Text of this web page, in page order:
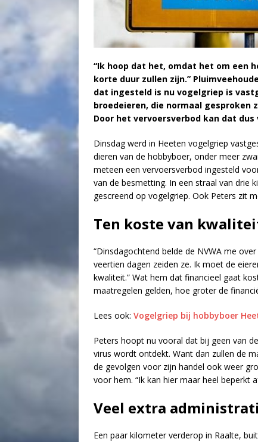
“Ik hoop dat het, omdat het om een
korte duur zullen zijn.”
dat ingesteld is nu vogelgriep is
broedeieren, die normaal gesproken
Door het vervoersverbod kan dat
Dinsdag werd in Heeten vogelgriep
dieren van de hobbyboer, onder meer
meteen een vervoersverbod ingesteld
van de besmetting. In een straal van drie
gescreend op vogelgriep. Ook Peters zit
Ten koste van
“Dinsdagochtend belde de NVWA me
veertien dagen zeiden ze. Ik moet de
kwaliteit.” Wat hem dat financieel gaat
maatregelen gelden, hoe groter de
Lees ook: Vogelgriep bij hobbyboer
Peters hoopt nu vooral dat bij geen van
virus wordt ontdekt. Want dan zullen de
de gevolgen voor zijn handel ook weer
voor hem. “Ik kan hier maar heel beperkt
Veel extra
Een paar kilometer verderop in Raalte,